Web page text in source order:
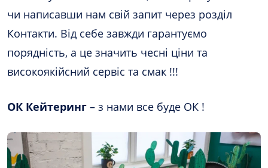
чи написавши нам свій запит через розділ
Контакти. Від себе завжди гарантуємо
порядність, а це значить чесні ціни та
високоякійсний сервіс та смак !!!
ОК Кейтеринг – з нами все буде ОК !